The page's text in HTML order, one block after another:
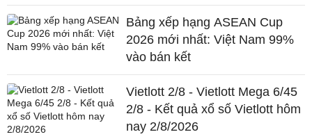
Bảng xếp hạng ASEAN Cup
2026 mới nhất: Việt Nam 99%
vào bán kết
Vietlott 2/8 - Vietlott Mega 6/45
2/8 - Kết quả xổ số Vietlott hôm
nay 2/8/2026